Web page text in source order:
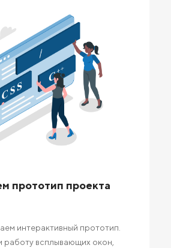
прототип проекта
интерактивный прототип.
работу всплывающих окон,